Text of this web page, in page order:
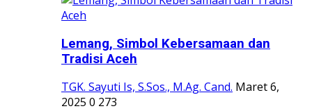
Lemang, Simbol Kebersamaan dan
Tradisi Aceh
TGK. Sayuti Is, S.Sos., M.Ag. Cand. Maret 6,
2025 0 273